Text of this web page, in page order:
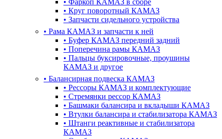
• Фаркоп КАМАЗ в сборе
• Круг поворотный КАМАЗ
• Запчасти сидельного устройства
• Рама КАМАЗ и запчасти к ней
• Буфер КАМАЗ передний задний
• Поперечина рамы КАМАЗ
• Пальцы буксировочные, проушины
КАМАЗ и другое
• Балансирная подвеска КАМАЗ
• Рессоры КАМАЗ и комплектующие
• Стремянки рессор КАМАЗ
• Башмаки балансира и вкладыши КАМАЗ
• Втулки балансира и стабилизатора КАМАЗ
• Штанги реактивные и стабилизатора
КАМАЗ